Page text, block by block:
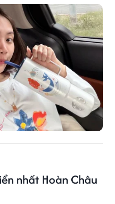
nhất Hoàn Châu